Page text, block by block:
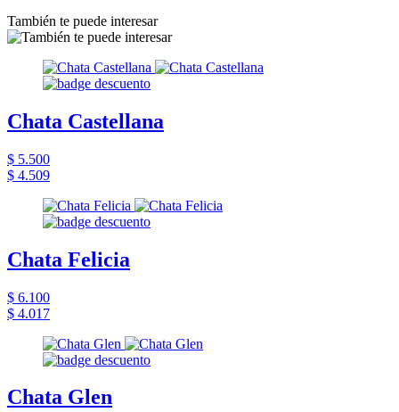
También te puede interesar
Chata Castellana
$ 5.500
$ 4.509
Chata Felicia
$ 6.100
$ 4.017
Chata Glen